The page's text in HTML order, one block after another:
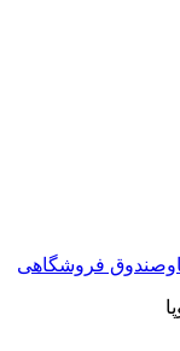
فروشگاهی